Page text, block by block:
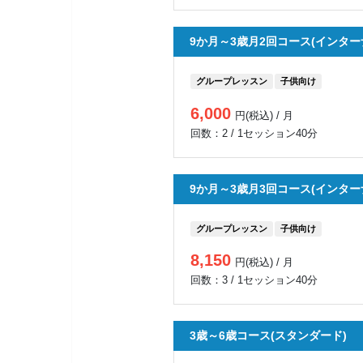
9か月～3歳月2回コース(インタ
グループレッスン 子供向け
6,000 円(税込) / 月
回数：2 / 1セッション40分
9か月～3歳月3回コース(インタ
グループレッスン 子供向け
8,150 円(税込) / 月
回数：3 / 1セッション40分
3歳～6歳コース(スタンダード)